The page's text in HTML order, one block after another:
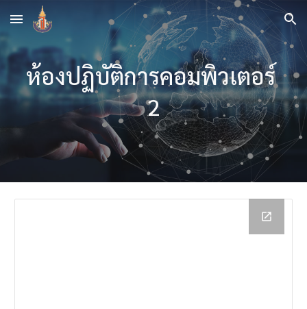
Skip to main content Skip to navigation
ห้องปฏิบัติการคอมพิวเตอร์
2